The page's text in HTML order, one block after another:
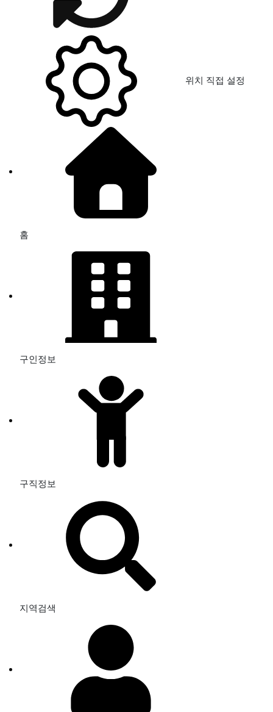
위치 직접 설정
홈
구인정보
구직정보
지역검색